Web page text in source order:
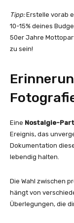
Tipp:Erstelle vorab
10-15% deines
50er Jahre
zu sein!
Eine Nostalgie-
Ereignis, das
Dokumentation
lebendig halten.
Die Wahl zwischen
hängt von
Überlegungen, die